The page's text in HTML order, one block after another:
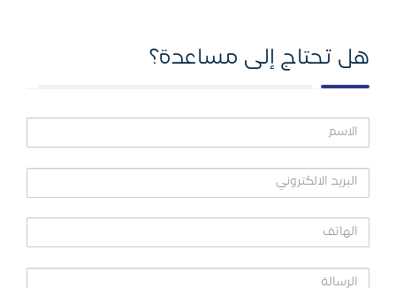
هل تحتاج إلى مساعدة؟